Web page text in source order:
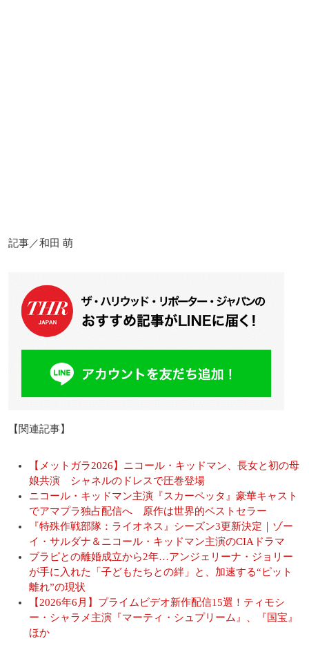
記事／和田 萌
【関連記事】
【メットガラ2026】ニコール・キッドマン、長女と初の母
娘共演 シャネルのドレスで圧巻登場
ニコール・キッドマン主演『スカーペッタ』豪華キャスト
でアマプラ独占配信へ 原作は世界的ベストセラー
『特殊作戦部隊：ライオネス』シーズン3更新決定｜ゾー
イ・サルダナ＆ニコール・キッドマン主演のCIAドラマ
ブラピとの離婚成立から2年…アンジェリーナ・ジョリー
が手に入れた「子どもたちとの絆」と、加速する“ピット
離れ”の現状
【2026年6月】プライムビデオ新作配信15選！ティモシ
ー・シャラメ主演『マーティ・シュプリーム』、『国宝』
ほか